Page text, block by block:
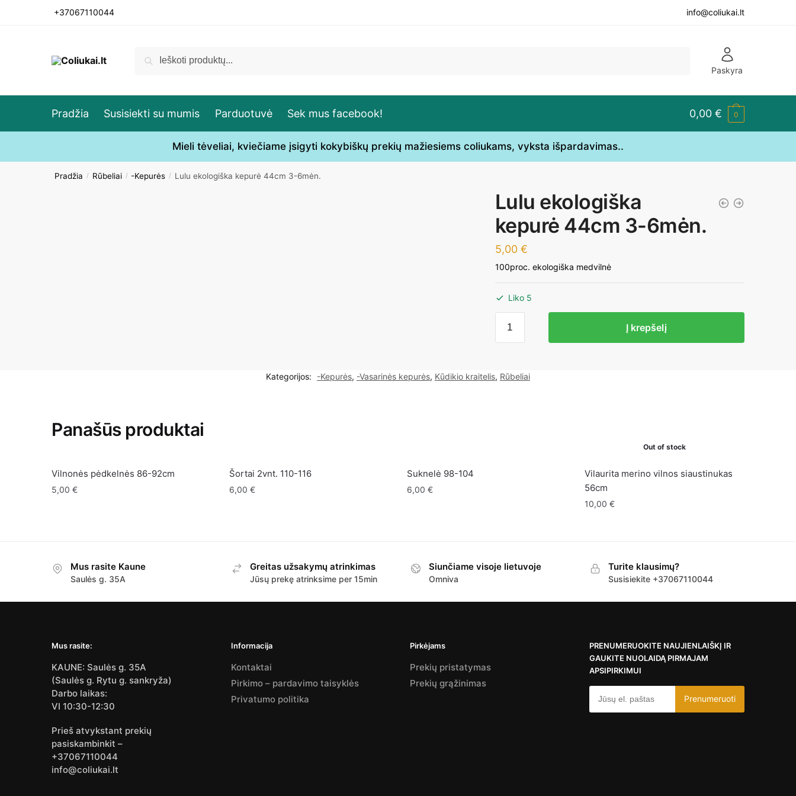
+37067110044 info@coliukai.lt
Ieškoti:
Ieškoti
Paskyra
Pradžia Susisiekti su mumis Parduotuvė Sek mus facebook! 0,00 € 0
Mieli tėveliai, kviečiame įsigyti kokybiškų prekių mažiesiems coliukams, vyksta išpardavimas..
Pradžia / Rūbeliai / -Kepurės / Lulu ekologiška kepurė 44cm 3-6mėn.
Lulu ekologiška
kepurė 44cm 3-6mėn.
5,00 €
100proc. ekologiška medvilnė
Liko 5
kiekis:
kepurė
Į krepšelį
Kategorijos: -Kepurės, -Vasarinės kepurės, Kūdikio kraitelis, Rūbeliai
Panašūs produktai
Vilnonės pėdkelnės 86-92cm
5,00€
Šortai 2vnt. 110-116
6,00 €
Suknelė 98-104
6,00 €
Out of stock
Vilaurita merino vilnos siaustinukas
56cm
10,00 €
Mus rasite Kaune
Saulės g. 35A
Greitas užsakymų atrinkimas
Jūsų prekę atrinksime per 15min
Siunčiame visoje lietuvoje
Omniva
Turite klausimų?
Susisiekite +37067110044
Mus rasite:
KAUNE: Saulės g. 35A
(Saulės g. Rytu g. sankryža)
Darbo laikas:
VI 10:30-12:30
Prieš atvykstant prekių
pasiskambinkit –
+37067110044
info@coliukai.lt
Informacija
Kontaktai
Pirkimo – pardavimo taisyklės
Privatumo politika
Pirkėjams
Prekių pristatymas
Prekių grąžinimas
PRENUMERUOKITE NAUJIENLAIŠKĮ IR
GAUKITE NUOLAIDĄ PIRMAJAM
APSIPIRKIMUI